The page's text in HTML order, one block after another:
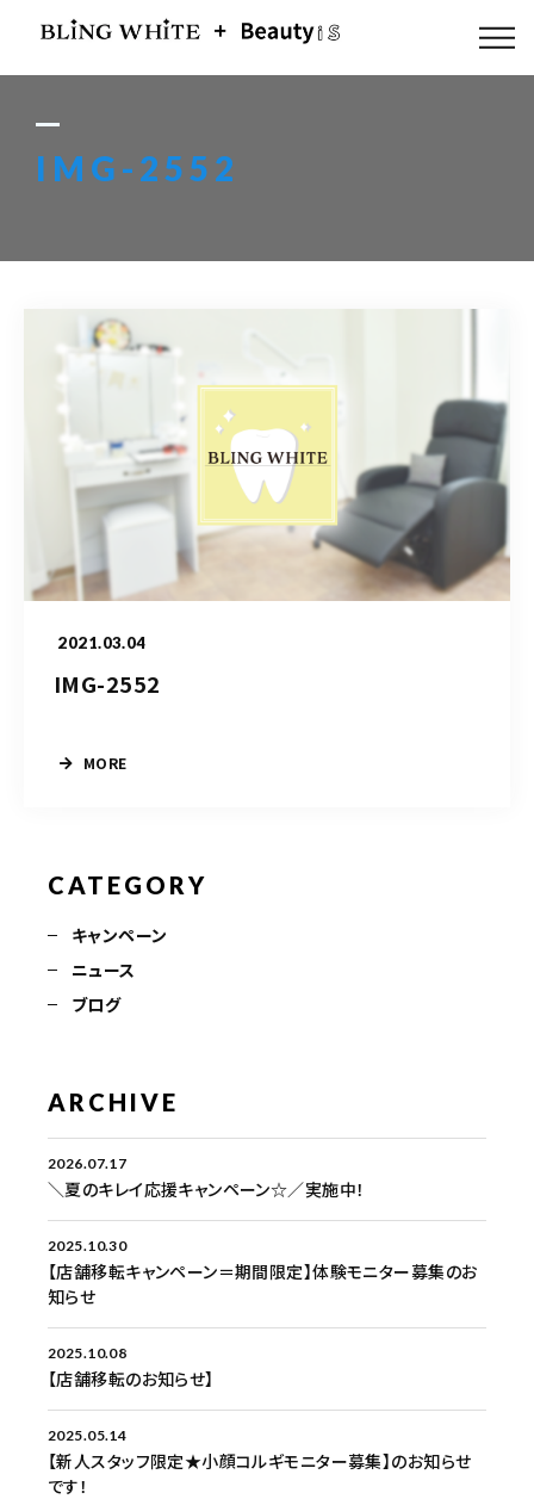
IMG-2552
2021.03.04
IMG-2552
MORE
CATEGORY
キャンペーン
ニュース
ブログ
ARCHIVE
2026.07.17
＼夏のキレイ応援キャンペーン☆／実施中！
2025.10.30
【店舗移転キャンペーン＝期間限定】体験モニター募集のお
知らせ
2025.10.08
【店舗移転のお知らせ】
2025.05.14
【新人スタッフ限定★小顔コルギモニター募集】のお知らせ
です！
ABOUT US
ACCESS
Q & A
090-9859-5917